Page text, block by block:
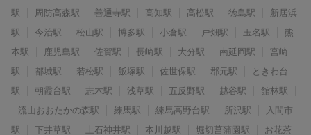
駅
周防高森駅 善通寺駅 高知駅 高松駅 徳島駅
新居浜
駅
今治駅 松山駅 博多駅 小倉駅 戸畑駅 玉名駅
熊
本駅
鹿児島駅 佐賀駅 長崎駅 大分駅 南延岡駅
宮崎
駅
都城駅 若松駅 飯塚駅 佐世保駅 郡元駅
ときわ台
駅
朝霞台駅 志木駅 浅草駅 五反野駅 越谷駅
館林駅
流山おおたかの森駅
練馬駅 練馬高野台駅 所沢駅
入間市
駅
下井草駅 上石神井駅 本川越駅 堀切菖蒲園駅 お花茶